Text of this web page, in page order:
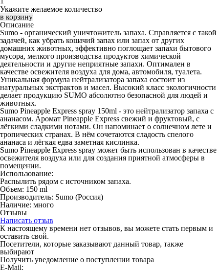
Укажите желаемое количество
Описание
Sumo - органический уничтожитель запаха. Справляется с такой
задачей, как убрать кошачий запах или запах от других
домашних животных, эффективно поглощает запахи бытового
мусора, мелкого производства продуктов химической
деятельности и другие неприятные запахи. Оптимален в
качестве освежителя воздуха для дома, автомобиля, туалета.
Уникальная формула нейтрализатора запаха состоит из
натуральных экстрактов и масел. Высокий класс экологичности
делает продукцию SUMO абсолютно безопасной для людей и
животных.
Sumo Pineapple Express spray 150ml - это нейтрализатор запаха с
ананасом. Аромат Pineapple Express свежий и фруктовый, с
лёгкими сладкими нотами. Он напоминает о солнечном лете и
тропических странах. В нём сочетаются сладость спелого
ананаса и лёгкая едва заметная кислинка.
Sumo Pineapple Express spray может быть использован в качестве
освежителя воздуха или для создания приятной атмосферы в
помещении.
Использование:
Распылить рядом с источником запаха.
Объем: 150 ml
Производитель: Sumo (Россия)
Наличие: много
Отзывы
Написать отзыв
К настоящему времени нет отзывов, вы можете стать первым и
оставить свой.
Посетители, которые заказывают данный товар, также
выбирают
Получить уведомление о поступлении товара
E-Mail: